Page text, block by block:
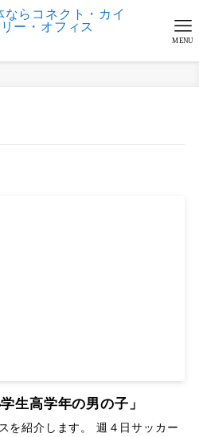
MENU
生高学年の男の子」
を紹介します。 週４日サッカー